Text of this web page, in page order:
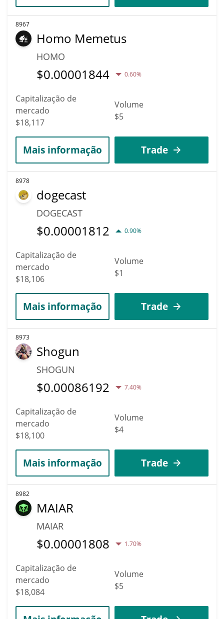
8967
Homo Memetus
HOMO
$0.00001844 0.60%
Capitalização de
mercado
$18,117
Volume
$5
Mais informação Trade
8978
dogecast
DOGECAST
$0.00001812 0.90%
Capitalização de
mercado
$18,106
Volume
$1
Mais informação Trade
8973
Shogun
SHOGUN
$0.00086192 7.40%
Capitalização de
mercado
$18,100
Volume
$4
Mais informação Trade
8982
MAIAR
MAIAR
$0.00001808 1.70%
Capitalização de
mercado
$18,084
Volume
$5